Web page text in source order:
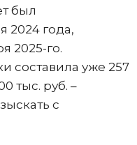
был
2024 года,
2025-го.
составила уже 257
тыс. руб. –
с